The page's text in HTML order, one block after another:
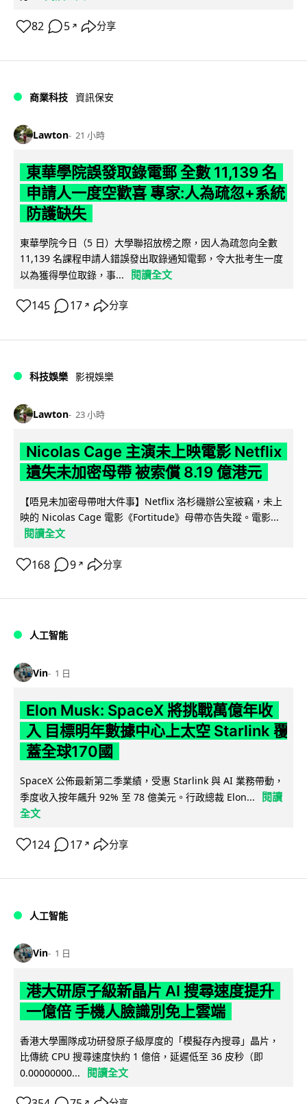
82 5 ↗ 分享
商業科技 資訊保安
Lawton 21 小時
東華學院誤發取錄電郵 全數 11,139 名
申請人一度空歡喜 專家:人為疏忽+系統
防護缺失
東華學院今日（5 日）大學聯招放榜之際，因人為疏忽向全數
11,139 名課程申請人錯誤發出取錄通知電郵，令大批考生一度
以為獲得學位取錄，事...
閱讀全文
145 17 ↗ 分享
科技娛樂 影視娛樂
Lawton 23 小時
Nicolas Cage 主演未上映電影 Netflix
遺失未加密母帶 被索償 8.19 億港元
【唔見未加密母帶咁大件事】Netflix 洛杉磯辦公室被竊，未上
映的 Nicolas Cage 電影《Fortitude》母帶亦告失蹤。電影...
閱讀全文
168 9 ↗ 分享
人工智能
Vin 1 日
Elon Musk: SpaceX 將挑戰萬億年收
入 目標明年數據中心上太空 Starlink 覆
蓋全球170國
SpaceX 公佈最新第二季業績，受惠 Starlink 與 AI 業務帶動，
季度收入按年飆升 92% 至 78 億美元。行政總裁 Elon...
閱讀
全文
124 17 ↗ 分享
人工智能
Vin 1 日
港大研原子級新晶片 AI 搜尋速度提升
一億倍 手機人臉識別免上雲端
香港大學團隊成功研發原子級厚度的「模擬存內搜尋」晶片，
比傳統 CPU 搜尋速度快約 1 億倍，延遲低至 36 皮秒（即
0.00000000...
閱讀全文